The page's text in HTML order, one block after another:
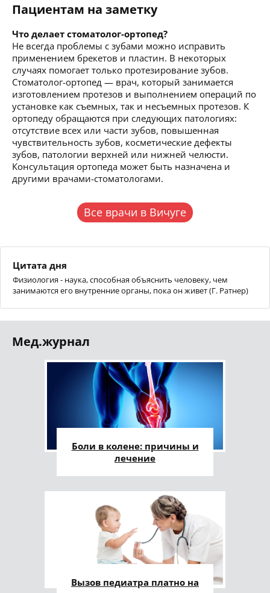
Пациентам на заметку
Что делает стоматолог-ортопед?
Не всегда проблемы с зубами можно исправить
применением брекетов и пластин. В некоторых
случаях помогает только протезирование зубов.
Стоматолог-ортопед — врач, который занимается
изготовлением протезов и выполнением операций по
установке как съемных, так и несъемных протезов. К
ортопеду обращаются при следующих патологиях:
отсутствие всех или части зубов, повышенная
чувствительность зубов, косметические дефекты
зубов, патологии верхней или нижней челюсти.
Консультация ортопеда может быть назначена и
другими врачами-стоматологами.
Все врачи в Вичуге
Цитата дня
Физиология - наука, способная объяснить человеку, чем
занимаются его внутренние органы, пока он живет (Г. Ратнер)
Мед.журнал
Боли в колене: причины и
лечение
Вызов педиатра платно на